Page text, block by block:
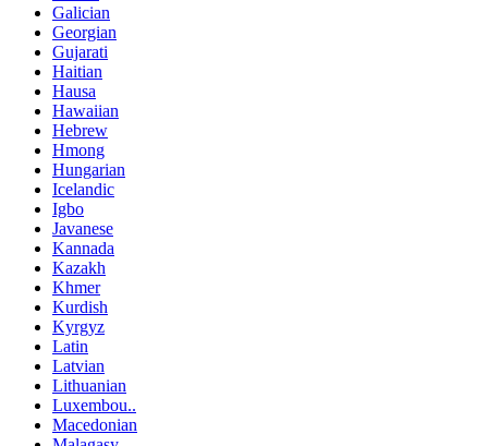
Galician
Georgian
Gujarati
Haitian
Hausa
Hawaiian
Hebrew
Hmong
Hungarian
Icelandic
Igbo
Javanese
Kannada
Kazakh
Khmer
Kurdish
Kyrgyz
Latin
Latvian
Lithuanian
Luxembou..
Macedonian